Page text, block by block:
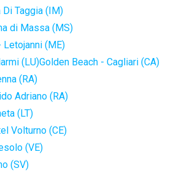
Di Taggia (IM)
di Massa (MS)
Letojanni (ME)
(LU)Golden Beach - Cagliari (CA)
(RA)
Adriano (RA)
(LT)
Volturno (CE)
(VE)
(SV)